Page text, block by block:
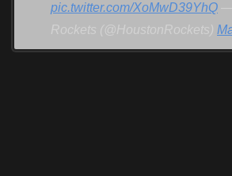
pic.twitter.com/XoMwD39YhQ —
Rockets (@HoustonRockets)